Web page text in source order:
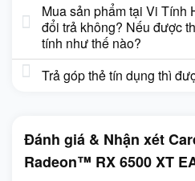
Mua sản phẩm tại Vi Tính
đổi trả không? Nếu được
tính như thế nào?
Trả góp thẻ tín dụng thì
Đánh giá & Nhận xét
Radeon™ RX 6500 XT